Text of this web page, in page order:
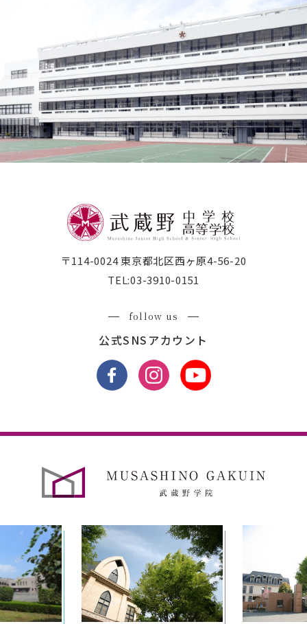
〒114-0024 東京都北区西ヶ原4-56-20
TEL:03-3910-0151
follow us
公式SNSアカウント